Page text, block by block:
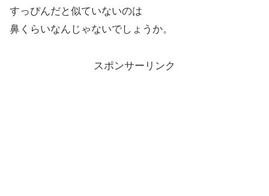
すっぴんだと似ていないのは
鼻くらいなんじゃないでしょうか。
スポンサーリンク